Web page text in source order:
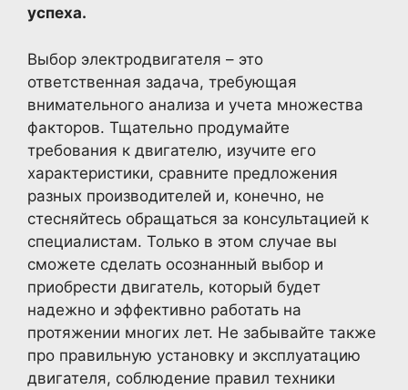
успеха.
Выбор электродвигателя – это
ответственная задача, требующая
внимательного анализа и учета множества
факторов. Тщательно продумайте
требования к двигателю, изучите его
характеристики, сравните предложения
разных производителей и, конечно, не
стесняйтесь обращаться за консультацией к
специалистам. Только в этом случае вы
сможете сделать осознанный выбор и
приобрести двигатель, который будет
надежно и эффективно работать на
протяжении многих лет. Не забывайте также
про правильную установку и эксплуатацию
двигателя, соблюдение правил техники